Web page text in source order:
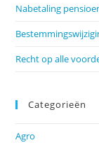
Nabetaling
Recht op alle
Categorieën
Agro